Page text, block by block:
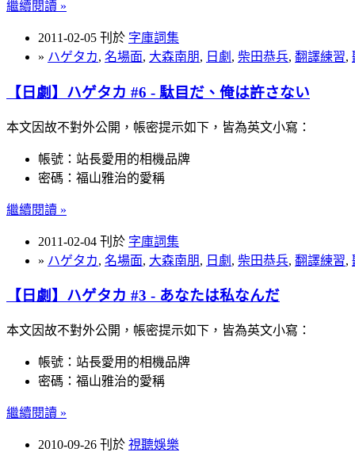
繼續閱讀 »
2011-02-05 刊於 字庫詞集
» ハゲタカ, 名場面, 大森南朋, 日劇 , 柴田恭兵, 翻譯練習,
【日劇】ハゲタカ #6 - 駄目だ、俺は許さない
本文因故不對外公開，帳密提示如下，皆為英文小寫：
帳號：站長愛用的相機品牌
密碼：福山雅治的愛稱
繼續閱讀 »
2011-02-04 刊於 字庫詞集
» ハゲタカ, 名場面, 大森南朋, 日劇 , 柴田恭兵, 翻譯練習,
【日劇】ハゲタカ #3 - あなたは私なんだ
本文因故不對外公開，帳密提示如下，皆為英文小寫：
帳號：站長愛用的相機品牌
密碼：福山雅治的愛稱
繼續閱讀 »
2010-09-26 刊於 視聽娛樂